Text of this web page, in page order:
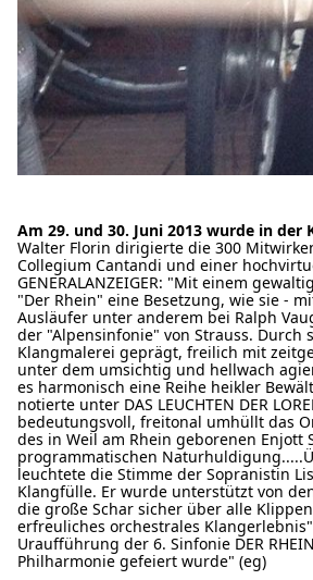
Am 29. und 30. Juni 2013 wurde in
Walter Florin dirigierte die 300
Collegium Cantandi und einer
GENERALANZEIGER: "Mit einem
"Der Rhein" eine Besetzung, wie sie -
Ausläufer unter anderem bei Ralph
der "Alpensinfonie" von Strauss.
Klangmalerei geprägt, freilich mit
unter dem umsichtig und hellwach
es harmonisch eine Reihe heikler
notierte unter DAS LEUCHTEN DER
bedeutungsvoll, freitonal umhüllt das
des in Weil am Rhein geborenen
programmatischen
leuchtete die Stimme der Sopranistin
Klangfülle. Er wurde unterstützt von
die große Schar sicher über alle
erfreuliches orchestrales Klangerlebnis"
Uraufführung der 6. Sinfonie DER
Philharmonie gefeiert wurde" (eg)